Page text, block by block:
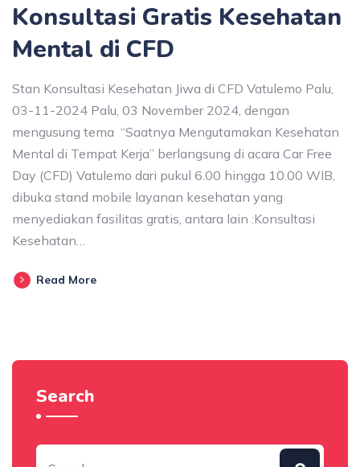
Konsultasi Gratis Kesehatan
Mental di CFD
Stan Konsultasi Kesehatan Jiwa di CFD Vatulemo Palu,
03-11-2024 Palu, 03 November 2024, dengan
mengusung tema “Saatnya Mengutamakan Kesehatan
Mental di Tempat Kerja” berlangsung di acara Car Free
Day (CFD) Vatulemo dari pukul 6.00 hingga 10.00 WIB,
dibuka stand mobile layanan kesehatan yang
menyediakan fasilitas gratis, antara lain :Konsultasi
Kesehatan…
Read More
Search